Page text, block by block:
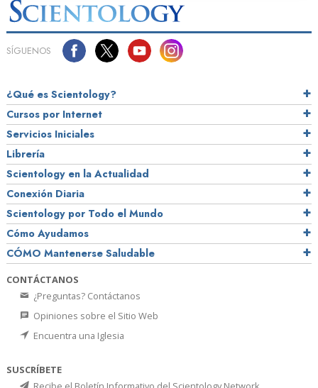
SÍGUENOS
¿Qué es Scientology?
Cursos por Internet
Servicios Iniciales
Librería
Scientology en la Actualidad
Conexión Diaria
Scientology por Todo el Mundo
Cómo Ayudamos
CÓMO Mantenerse Saludable
CONTÁCTANOS
¿Preguntas? Contáctanos
Opiniones sobre el Sitio Web
Encuentra una Iglesia
SUSCRÍBETE